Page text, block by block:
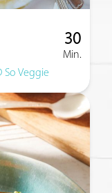
So Veggie
30
Min.